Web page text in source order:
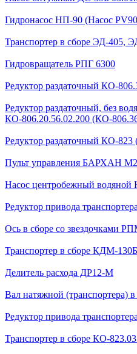
Гидронасос НП-90 (Насос
Транспортер в сборе ЭД-405,
Гидровращатель РПГ 6300
Редуктор раздаточный КО-
Редуктор раздаточный, без
КО-806.20.56.02.200 (КО-
Редуктор раздаточный КО-823
Пульт управления БАРХАН М2
Насос центробежный
Редуктор привода
Ось в сборе со звездочками
Транспортер в сборе КДМ-130Б
Делитель расхода ДР12-М
Вал натяжной (транспортера)
Редуктор привода
Транспортер в сборе КО-